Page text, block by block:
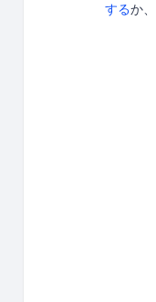
するか、